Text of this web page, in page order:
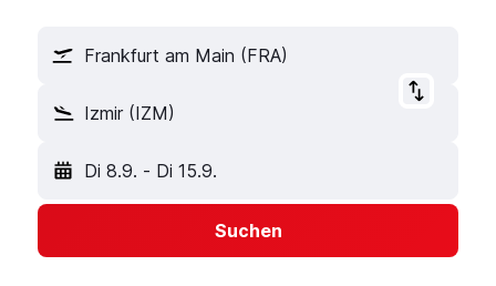
Frankfurt am Main (FRA)
Izmir (IZM)
Di 8.9. - Di 15.9.
Suchen